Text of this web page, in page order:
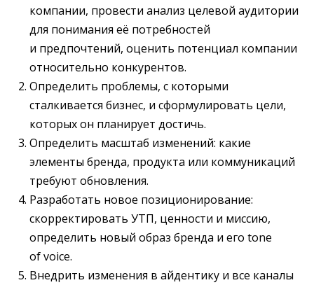
компании, провести анализ целевой аудитории
для понимания её потребностей
и предпочтений, оценить потенциал компании
относительно конкурентов.
Определить проблемы, с которыми
сталкивается бизнес, и сформулировать цели,
которых он планирует достичь.
Определить масштаб изменений: какие
элементы бренда, продукта или коммуникаций
требуют обновления.
Разработать новое позиционирование:
скорректировать УТП, ценности и миссию,
определить новый образ бренда и его tone
of voice.
Внедрить изменения в айдентику и все каналы